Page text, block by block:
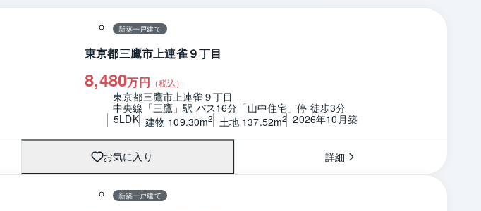
新築一戸建て
東京都三鷹市上連雀９丁目
8,480万円 （税込）
東京都三鷹市上連雀９丁目
中央線「三鷹」駅 バス16分「山中住宅」停 徒歩3分
5LDK 建物 109.30m2 土地 137.52m2 2026年10月築
お気に入り 詳細
新築一戸建て